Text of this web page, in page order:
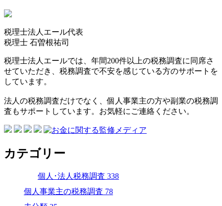
税理士法人エール代表
税理士 石曽根祐司
税理士法人エールでは、年間200件以上の税務調査に同席さ
せていただき、税務調査で不安を感じている方のサポートを
しています。
法人の税務調査だけでなく、個人事業主の方や副業の税務調
査もサポートしています。お気軽にご連絡ください。
カテゴリー
個人･法人税務調査 338
個人事業主の税務調査 78